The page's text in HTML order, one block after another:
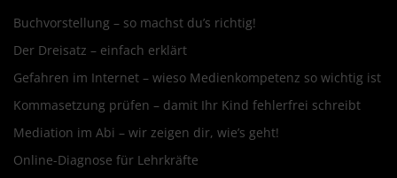
Buchvorstellung – so machst du’s richtig!
Der Dreisatz – einfach erklärt
Gefahren im Internet – wieso Medienkompetenz so wichtig ist
Kommasetzung prüfen – damit Ihr Kind fehlerfrei schreibt
Mediation im Abi – wir zeigen dir, wie’s geht!
Online-Diagnose für Lehrkräfte